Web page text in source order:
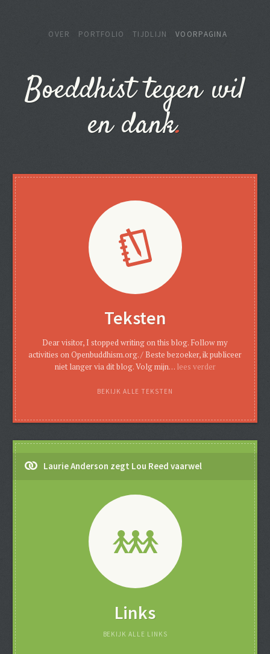
OVER PORTFOLIO TIJDLIJN VOORPAGINA
Boeddhist tegen wil
en dank
Teksten
Dear visitor, I stopped writing on this blog. Follow my
activities on Openbuddhism.org. / Beste bezoeker, ik publiceer
niet langer via dit blog. Volg mijn… lees verder
BEKIJK ALLE TEKSTEN
Laurie Anderson zegt Lou Reed vaarwel
Links
BEKIJK ALLE LINKS